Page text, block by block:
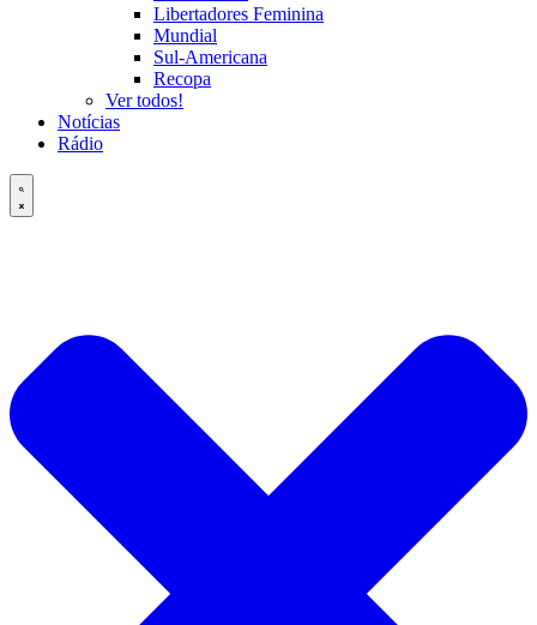
Libertadores Feminina
Mundial
Sul-Americana
Recopa
Ver todos!
Notícias
Rádio